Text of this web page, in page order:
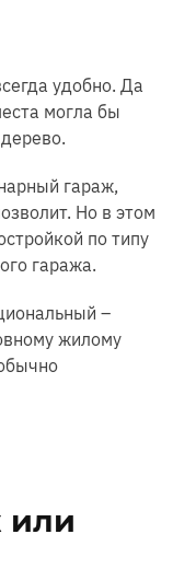
удобно. Да
могла бы
гараж,
Но в этом
по типу
гаража.
–
жилому
или